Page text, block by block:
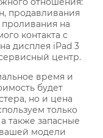
продавливания
на
контакта с
дисплея iPad 3
центр.
время и
будет
но и цена
только
также запасные
модели